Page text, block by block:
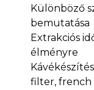
Különböző
bemutatása
Extrakciós
élményre
filter, french